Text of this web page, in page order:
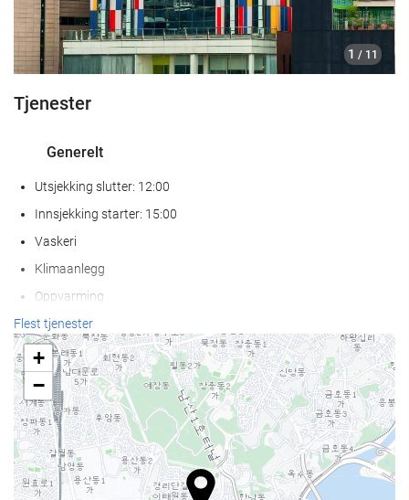
1 / 11
Tjenester
Generelt
Utsjekking slutter: 12:00
Innsjekking starter: 15:00
Vaskeri
Klimaanlegg
Oppvarming
Heis
Tilgjengelighet for personer med redusert bevegelighet
Rom for ikke-røykere
Røykfritt på hele overnattingsstedet
Lydisolerte rom
Kjæledyr ikke tillatt
Flest tjenester
+
−